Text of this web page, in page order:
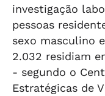
investigação
pessoas
sexo masculino
2.032 residiam
- segundo o
Estratégicas de